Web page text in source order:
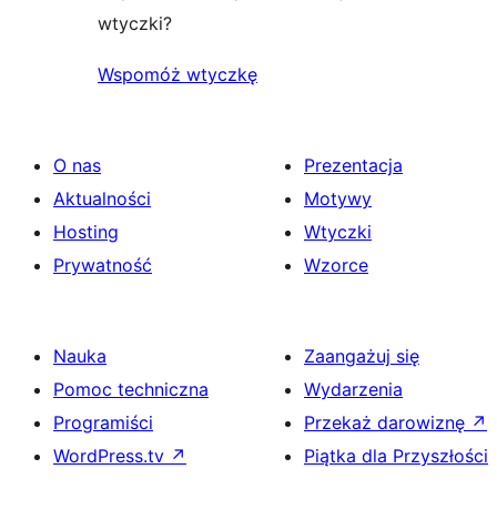
wtyczki?
Wspomóż wtyczkę
O nas
Aktualności
Hosting
Prywatność
Prezentacja
Motywy
Wtyczki
Wzorce
Nauka
Pomoc techniczna
Programiści
WordPress.tv ↗
Zaangażuj się
Wydarzenia
Przekaż darowiznę ↗
Piątka dla Przyszłości